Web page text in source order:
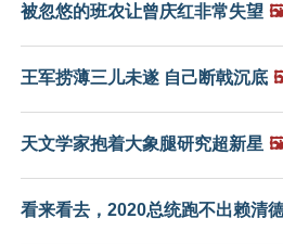
被忽悠的班农让曾庆红非常失望
王军捞薄三儿未遂 自己断戟沉底
天文学家抱着大象腿研究超新星
看来看去，2020总统跑不出赖清